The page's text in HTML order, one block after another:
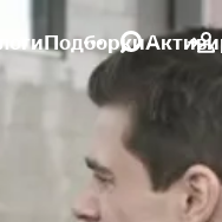
Подборки